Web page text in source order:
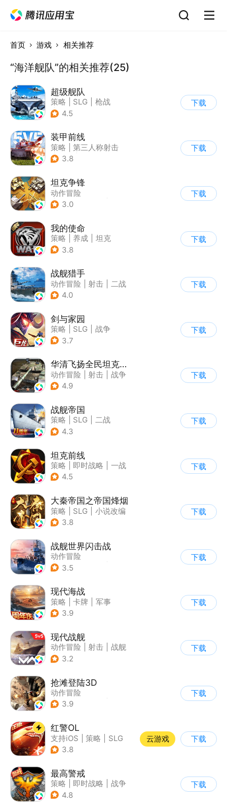
首页 游戏 相关推荐
“海洋舰队”的相关推荐(25)
超级舰队
策略 SLG
枪战
| 写实
4.5
下载
装甲前线
策略
第三人称射击
| 坦克
3.8
下载
坦克争锋
动作冒险
| 第三人称射击
3.0
下载
我的使命
策略 养成
坦克
| 紧急救援
3.8
下载
战舰猎手
动作冒险 射击
二战
| 战术竞技
4.0
下载
剑与家园
策略 SLG
战争
| 欧美风
3.7
下载
华清飞扬全民坦克联盟游戏软件v1.0
动作冒险 射击
战争
| 战术竞技
4.9
下载
战舰帝国
策略 SLG
二战
| 写实
4.3
下载
坦克前线
策略 即时战略
一战
| 战术竞技
4.5
下载
大秦帝国之帝国烽烟
策略 SLG
小说改编
| 大秦帝国
3.8
下载
战舰世界闪击战
动作冒险
| 第三人称射击
3.5
下载
现代海战
策略 卡牌
军事
| 战术竞技
3.9
下载
现代战舰
动作冒险 射击
战舰
| 5v5
3.2
下载
抢滩登陆3D
动作冒险
| 第一人称射击
3.9
下载
红警OL
支持iOS 策略
SLG
| 二战
3.8
云游戏 下载
最高警戒
策略 即时战略
战争
| 红警
4.8
下载